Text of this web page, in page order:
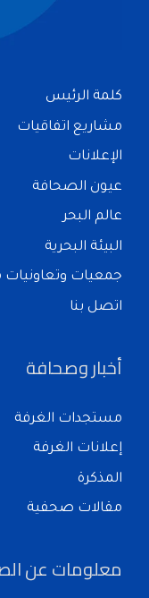
كلمة الرئيس
مشاريع اتفاقيات
الإعلانات
عيون الصحافة
عالم البحر
البيئة البحرية
جمعيات وتعاونيات
اتصل بنا
أخبار وصحافة
مستجدات الغرفة
إعلانات الغرفة
المذكرة
مقالات صحفية
معلومات عن